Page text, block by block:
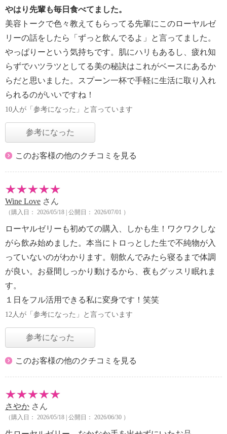
やはり先輩も毎日食べてました。
美容トークで色々教えてもらってる先輩にこのローヤルゼ
リーの話をしたら「ずっと飲んでるよ」と言ってました。
やっぱりーという気持ちです。肌にハリもあるし、疲れ知
らずでハツラツとしてる美の秘訣はこれがベースにあるか
らだと思いました。スプーン一杯で手軽に生活に取り入れ
られるのがいいですね！
10人が「参考になった」と言っています
参考になった
このお客様の他のクチコミを見る
Wine Love さん
（購入日： 2026/05/18 | 公開日： 2026/07/01 ）
ローヤルゼリーも初めての購入、しかも生！ワクワクしな
がら飲み始めました。本当にトロっとした生で不純物が入
っていないのがわかります。朝飲んでみたら寝るまで体調
が良い。お昼間しっかり動けるから、夜もグッスリ眠れま
す。
１日をフル活用できる私に変身です！笑笑
12人が「参考になった」と言っています
参考になった
このお客様の他のクチコミを見る
さやか さん
（購入日： 2026/05/18 | 公開日： 2026/06/30 ）